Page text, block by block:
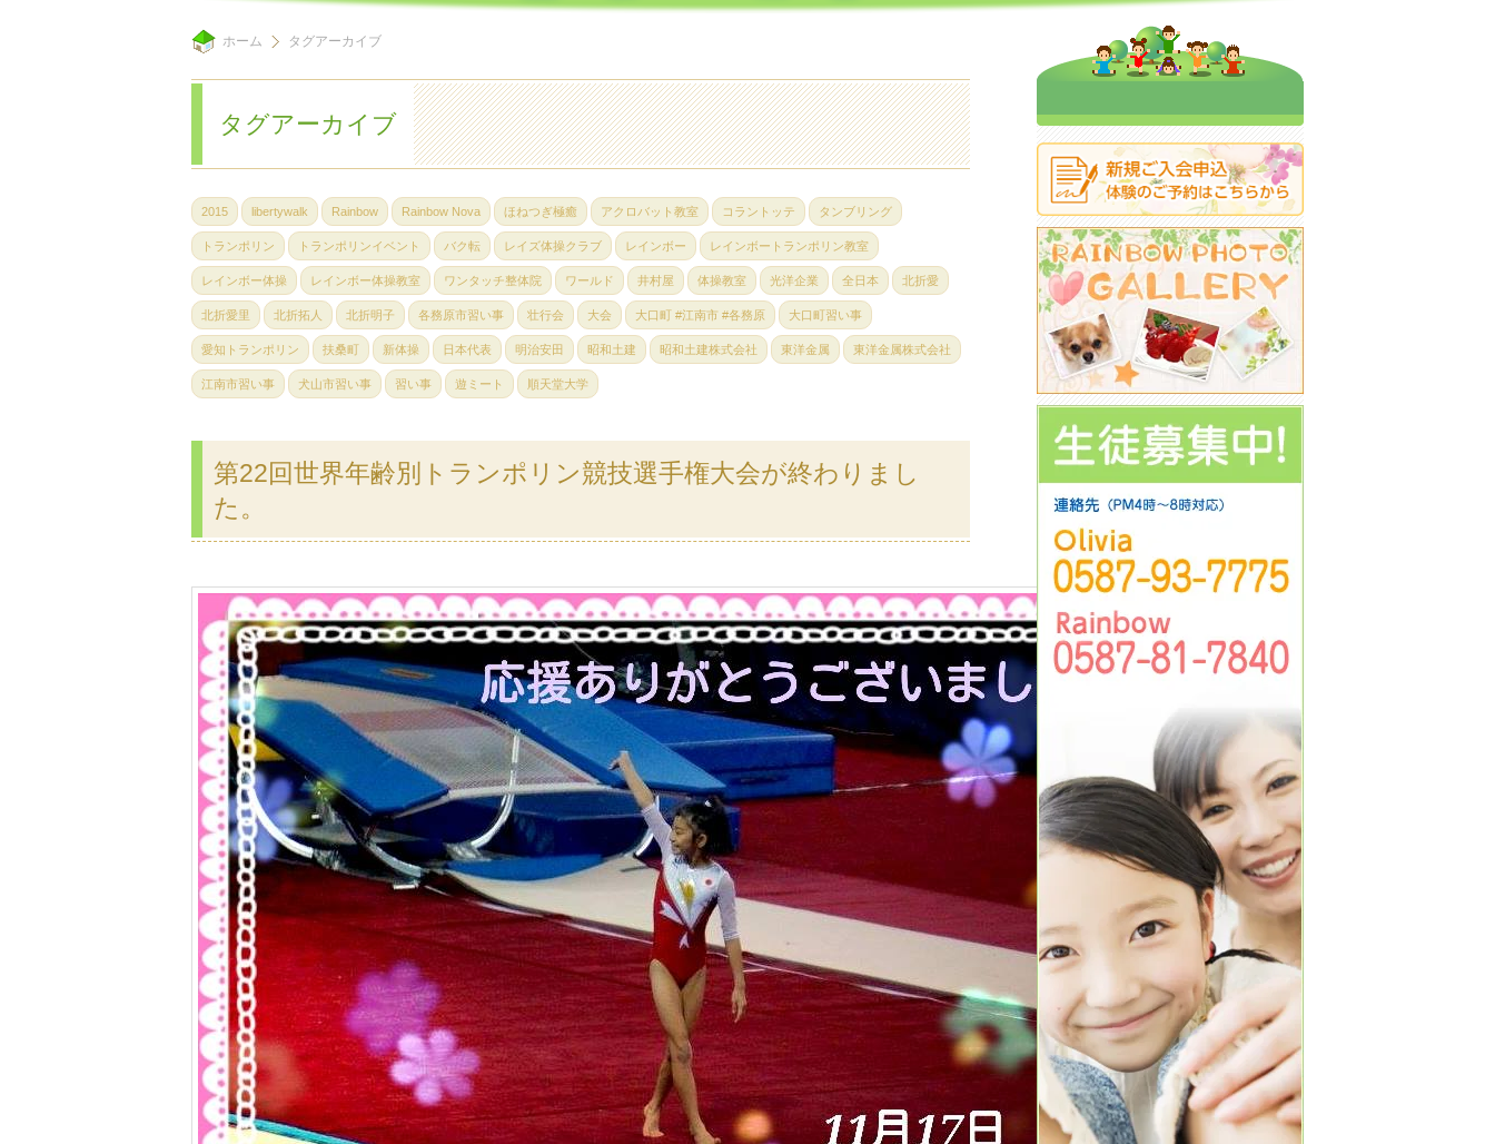
ホーム タグアーカイブ
タグアーカイブ
2015 libertywalk Rainbow Rainbow Nova ほねつぎ極癒 アクロバット教室 コラントッテ タンブリング
トランポリン トランポリンイベント バク転 レイズ体操クラブ レインボー レインボートランポリン教室
レインボー体操 レインボー体操教室 ワンタッチ整体院 ワールド 井村屋 体操教室 光洋企業 全日本 北折愛
北折愛里 北折拓人 北折明子 各務原市習い事 壮行会 大会 大口町 #江南市 #各務原 大口町習い事
愛知トランポリン 扶桑町 新体操 日本代表 明治安田 昭和土建 昭和土建株式会社 東洋金属 東洋金属株式会社
江南市習い事 犬山市習い事 習い事 遊ミート 順天堂大学
第22回世界年齢別トランポリン競技選手権大会が終わりまし
た。